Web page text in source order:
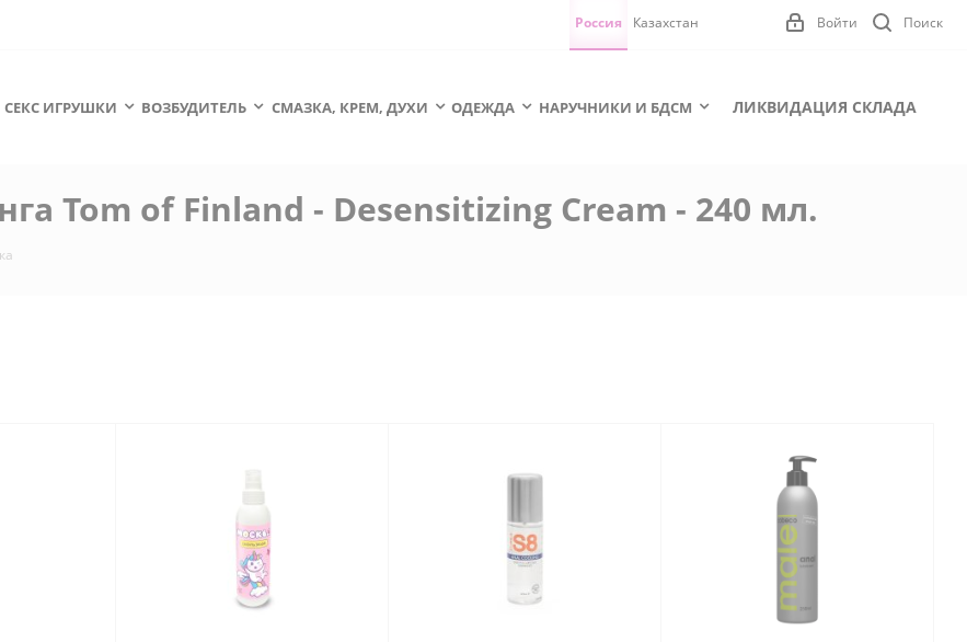
Поиск
Войти
Россия Казахстан
СЕКС ИГРУШКИ ВОЗБУДИТЕЛЬ СМАЗКА, КРЕМ, ДУХИ ОДЕЖДА НАРУЧНИКИ И БДСМ ЛИКВИДАЦИЯ СКЛАДА
Tom of Finland - Desensitizing Cream - 240 мл.